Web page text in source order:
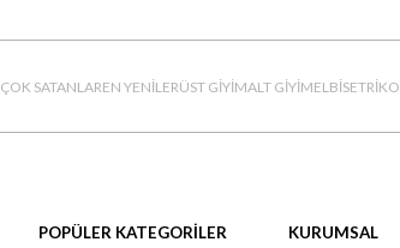
ÇOK SATANLAREN YENİLERÜST GİYİMALT GİYİMELBİSETRİKO
POPÜLER KATEGORİLER KURUMSAL